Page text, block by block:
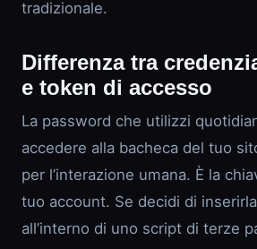
tradizionale.
Differenza tra
e token di accesso
La password che utilizzi
accedere alla bacheca del tuo
per l’interazione umana. È la
tuo account. Se decidi di
all’interno di uno script di terze